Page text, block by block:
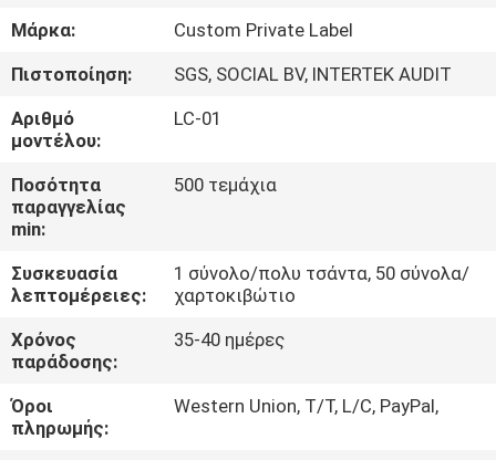
ΓΎΡΟΣ
ΕΡΓΟΣΤΑΣΊΩΝ
ΠΟΙΟΤΙΚΌΣ
ΈΛΕΓΧΟΣ
POLICY
Μάρκα:
Custom Private Label
Πιστοποίηση:
SGS, SOCIAL BV, INTERTEK AUDIT
Αριθμό
μοντέλου:
LC-01
Ποσότητα
παραγγελίας
min:
500 τεμάχια
Συσκευασία
λεπτομέρειες:
1 σύνολο/πολυ τσάντα, 50 σύνολα/
χαρτοκιβώτιο
Χρόνος
παράδοσης:
35-40 ημέρες
Όροι
πληρωμής:
Western Union, T/T, L/C, PayPal,